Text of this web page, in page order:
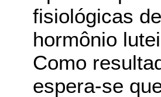
fisiológicas
hormônio
Como
espera-se